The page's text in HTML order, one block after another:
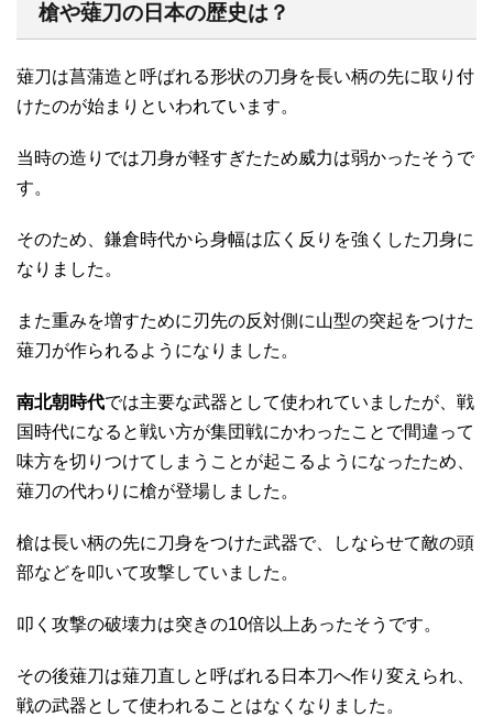
槍や薙刀の日本の歴史は？
薙刀は菖蒲造と呼ばれる形状の刀身を長い柄の先に取り付
けたのが始まりといわれています。
当時の造りでは刀身が軽すぎたため威力は弱かったそうで
す。
そのため、鎌倉時代から身幅は広く反りを強くした刀身に
なりました。
また重みを増すために刃先の反対側に山型の突起をつけた
薙刀が作られるようになりました。
南北朝時代では主要な武器として使われていましたが、戦
国時代になると戦い方が集団戦にかわったことで間違って
味方を切りつけてしまうことが起こるようになったため、
薙刀の代わりに槍が登場しました。
槍は長い柄の先に刀身をつけた武器で、しならせて敵の頭
部などを叩いて攻撃していました。
叩く攻撃の破壊力は突きの10倍以上あったそうです。
その後薙刀は薙刀直しと呼ばれる日本刀へ作り変えられ、
戦の武器として使われることはなくなりました。